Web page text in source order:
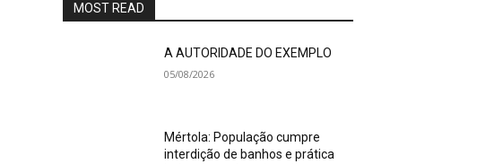
MOST READ
A AUTORIDADE DO EXEMPLO
05/08/2026
Mértola: População cumpre
interdição de banhos e prática